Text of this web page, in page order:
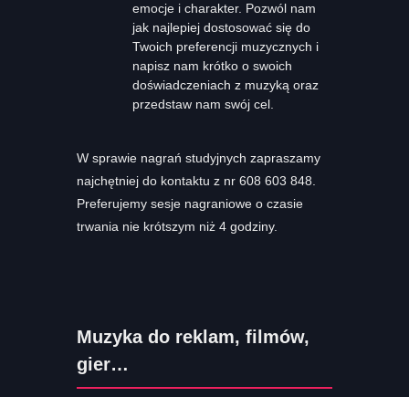
emocje i charakter. Pozwól nam
jak najlepiej dostosować się do
Twoich preferencji muzycznych i
napisz nam krótko o swoich
doświadczeniach z muzyką oraz
przedstaw nam swój cel.
W sprawie nagrań studyjnych zapraszamy
najchętniej do kontaktu z nr 608 603 848.
Preferujemy sesje nagraniowe o czasie
trwania nie krótszym niż 4 godziny.
Muzyka do reklam, filmów,
gier…